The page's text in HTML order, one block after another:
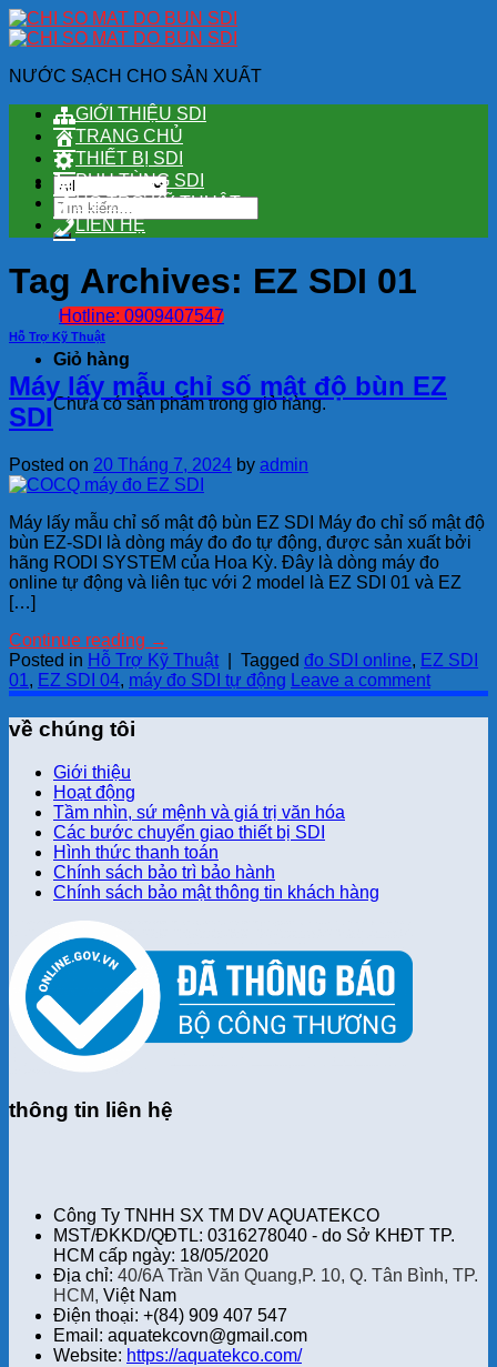
Skip
to
NƯỚC SẠCH CHO SẢN XUẤT
Tìm
kiếm:
Hotline: 0909407547
Giỏ hàng
Chưa có sản phẩm trong giỏ hàng.
GIỚI THIỆU SDI
TRANG CHỦ
THIẾT BỊ SDI
PHỤ TÙNG SDI
HỖ TRỢ KỸ THUẬT
LIÊN HỆ
Tag Archives: EZ SDI 01
Hỗ Trợ Kỹ Thuật
Máy lấy mẫu chỉ số mật độ bùn EZ
SDI
Posted on 20 Tháng 7, 2024 by admin
Máy lấy mẫu chỉ số mật độ bùn EZ SDI Máy đo chỉ số mật độ
bùn EZ-SDI là dòng máy đo đo tự động, được sản xuất bởi
hãng RODI SYSTEM của Hoa Kỳ. Đây là dòng máy đo
online tự động và liên tục với 2 model là EZ SDI 01 và EZ
[…]
Continue reading →
Posted in Hỗ Trợ Kỹ Thuật Tagged đo SDI online, EZ SDI
01, EZ SDI 04, máy đo SDI tự động Leave a comment
về chúng tôi
Giới thiệu
Hoạt động
Tầm nhìn, sứ mệnh và giá trị văn hóa
Các bước chuyển giao thiết bị SDI
Hình thức thanh toán
Chính sách bảo trì bảo hành
Chính sách bảo mật thông tin khách hàng
thông tin liên hệ
Công Ty TNHH SX TM DV AQUATEKCO
MST/ĐKKD/QĐTL: 0316278040 - do Sở KHĐT TP.
HCM cấp ngày: 18/05/2020
Địa chỉ: 40/6A Trần Văn Quang,P. 10, Q. Tân Bình, TP.
HCM, Việt Nam
Điện thoại: +(84) 909 407 547
Email: aquatekcovn@gmail.com
Website: https://aquatekco.com/